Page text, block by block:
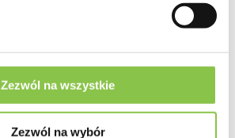
Zezwól na wszystkie
Zezwól na wybór